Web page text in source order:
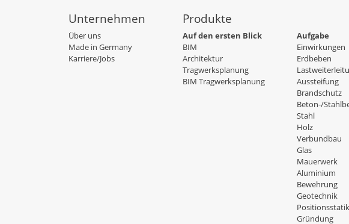
Unternehmen
Über uns
Made in Germany
Karriere/Jobs
Produkte
Auf den ersten Blick
BIM
Architektur
Tragwerksplanung
BIM Tragwerksplanung
Aufgabe
Einwirkungen
Erdbeben
Aussteifung
Brandschutz
Beton-/
Stahl
Holz
Verbundbau
Glas
Mauerwerk
Aluminium
Bewehrung
Geotechnik
Positionsstatik
Gründung